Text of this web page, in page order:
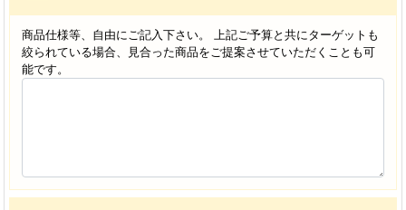
商品仕様等、自由にご記入下さい。 上記ご予算と共にターゲットも
絞られている場合、見合った商品をご提案させていただくことも可
能です。